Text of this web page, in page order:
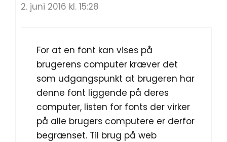
2. juni 2016 kl. 15:28
For at en font kan vises på
brugerens computer kræver det
som udgangspunkt at brugeren har
denne font liggende på deres
computer, listen for fonts der virker
på alle brugers computere er derfor
begrænset. Til brug på web